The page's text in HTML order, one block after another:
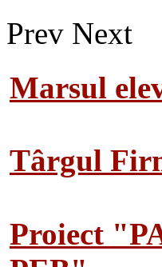
Prev Next
Marsul
Târgul
Proiect